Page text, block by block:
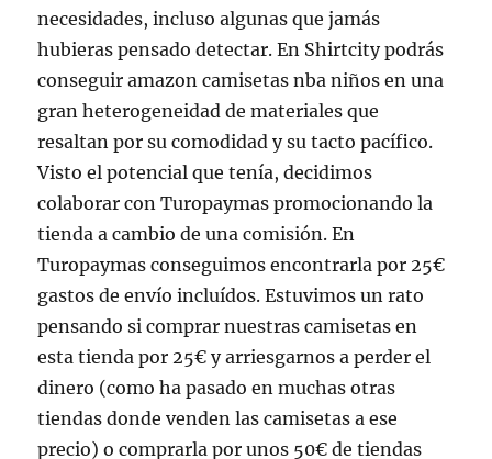
necesidades, incluso algunas que jamás
hubieras pensado detectar. En Shirtcity podrás
conseguir amazon camisetas nba niños en una
gran heterogeneidad de materiales que
resaltan por su comodidad y su tacto pacífico.
Visto el potencial que tenía, decidimos
colaborar con Turopaymas promocionando la
tienda a cambio de una comisión. En
Turopaymas conseguimos encontrarla por 25€
gastos de envío incluídos. Estuvimos un rato
pensando si comprar nuestras camisetas en
esta tienda por 25€ y arriesgarnos a perder el
dinero (como ha pasado en muchas otras
tiendas donde venden las camisetas a ese
precio) o comprarla por unos 50€ de tiendas